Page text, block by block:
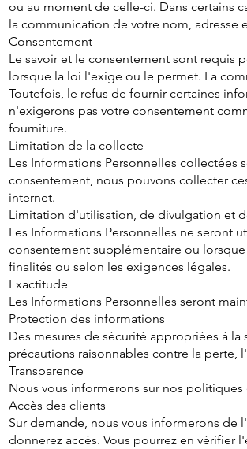
ou au moment de celle-ci. Dans certains
la communication de votre nom,
Consentement
Le savoir et le consentement sont requis
lorsque la loi l'exige ou le permet. La
Toutefois, le refus de fournir certaines
n'exigerons pas votre consentement
fourniture.
Limitation de la collecte
Les Informations Personnelles collectées
consentement, nous pouvons collecter
internet.
Limitation d'utilisation, de divulgation et
Les Informations Personnelles ne seront
consentement supplémentaire ou
finalités ou selon les exigences légales.
Exactitude
Les Informations Personnelles seront
Protection des informations
Des mesures de sécurité appropriées à
précautions raisonnables contre la perte,
Transparence
Nous vous informerons sur nos
Accès des clients
Sur demande, nous vous informerons de
donnerez accès. Vous pourrez en vérifier